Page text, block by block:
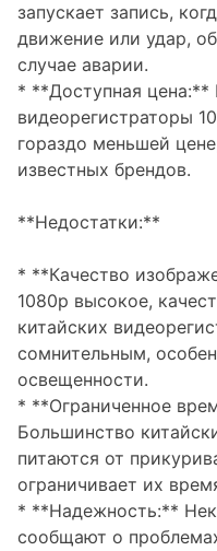
запускает запись,
движение или удар,
случае аварии.
* **Доступная цена:**
видеорегистраторы
гораздо меньшей
известных брендов.
**Недостатки:**
* **Качество
1080p высокое,
китайских
сомнительным,
освещенности.
* **Ограниченное
Большинство
питаются от
ограничивает их
* **Надежность:**
сообщают о